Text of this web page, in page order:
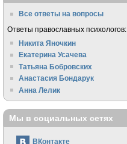
Все ответы на вопросы
Ответы православных психологов:
Никита Яночкин
Екатерина Усачева
Татьяна Бобровских
Анастасия Бондарук
Анна Лелик
Мы в социальных сетях
ВКонтакте